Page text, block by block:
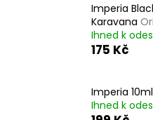
Imperia
Karavana
Ihned k
175 Kč
Imperia
Ihned k